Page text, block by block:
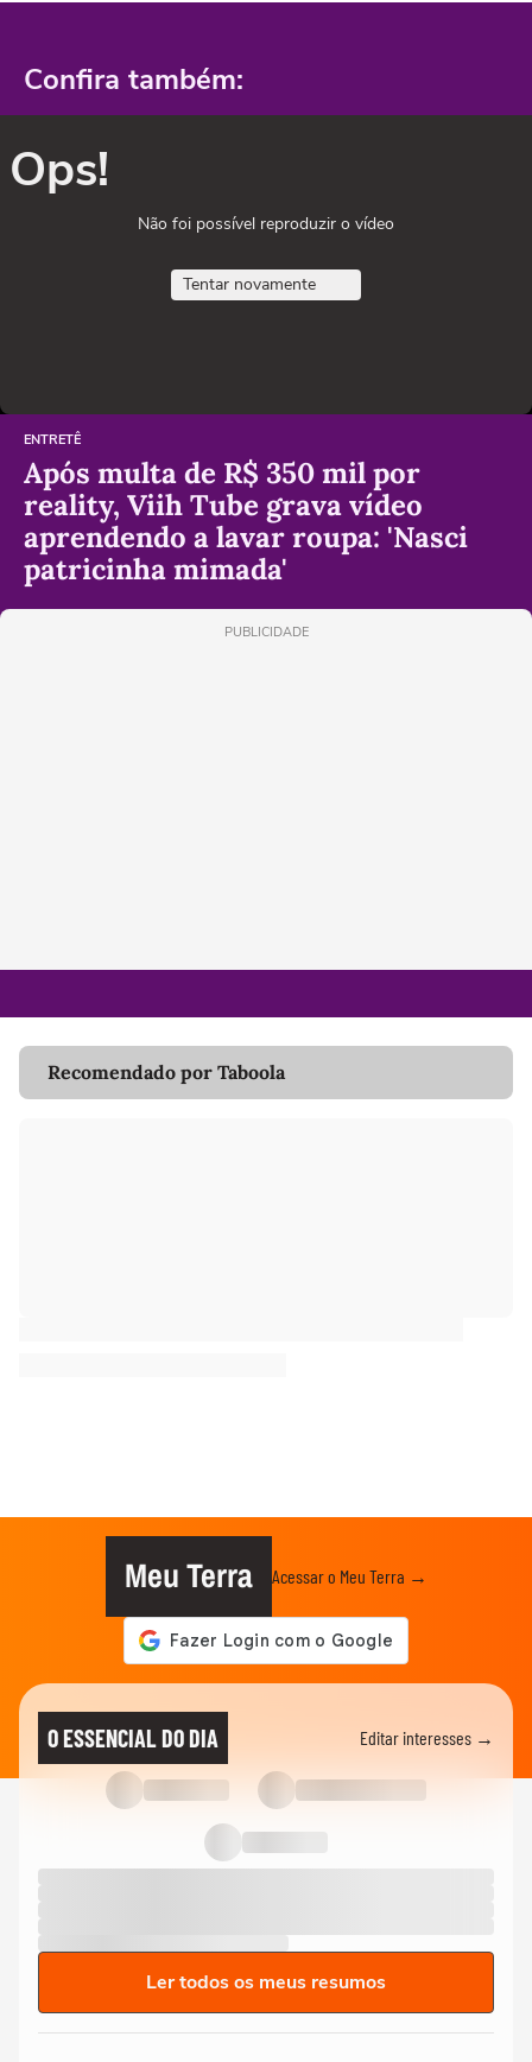
Confira também:
Ops!
Não foi possível reproduzir o vídeo
Tentar novamente
ENTRETÊ
Após multa de R$ 350 mil por
reality, Viih Tube grava vídeo
aprendendo a lavar roupa: 'Nasci
patricinha mimada'
PUBLICIDADE
Recomendado por Taboola
Meu Terra Acessar o Meu Terra →
O ESSENCIAL DO DIA Editar interesses →
Ler todos os meus resumos